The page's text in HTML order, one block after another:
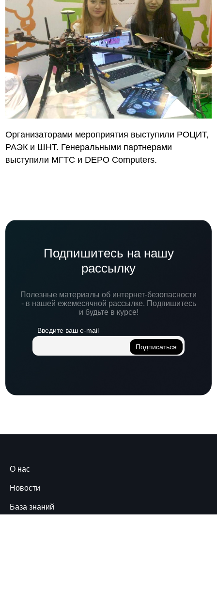
Организаторами мероприятия выступили РОЦИТ,
РАЭК и ШНТ. Генеральными партнерами
выступили МГТС и DEPO Computers.
Подпишитесь на нашу
рассылку
Полезные материалы об интернет-безопасности
- в нашей ежемесячной рассылке. Подпишитесь
и будьте в курсе!
Введите ваш e-mail
О нас
Новости
База знаний